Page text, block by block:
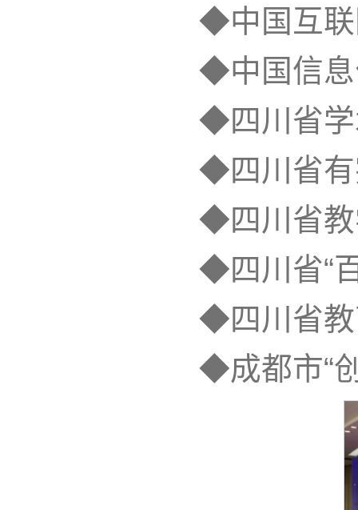
◆中国互联
◆中国信息
◆四川省学
◆四川省有
◆四川省
◆四川省“
◆四川省教
◆成都市“